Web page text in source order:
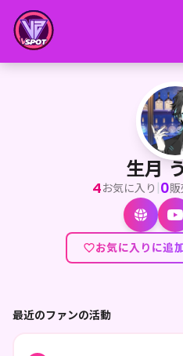
生月 うるえ
<p>そちらの幸運なお客様✨️</
生月
4お気に入り |0
お気に入りに追
最近のファンの活動